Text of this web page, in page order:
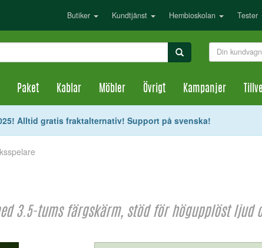
Butiker Kundtjänst Hembioskolan Tester
Din
Paket Kablar Möbler Övrigt Kampanjer
Alltid gratis fraktalternativ! Support på svenska!
3.5-tums färgskärm, stöd för högupplöst ljud